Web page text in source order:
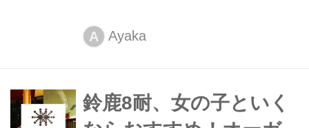
A Ayaka
鈴鹿8耐、女の子といく